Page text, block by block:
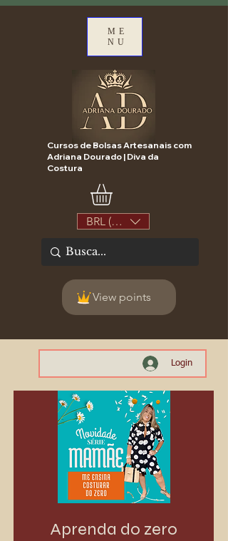
ME
NU
Cursos de Bolsas Artesanais com
Adriana Dourado | Diva da
Costura
BRL (R$)
View points
Login
Aprenda do zero